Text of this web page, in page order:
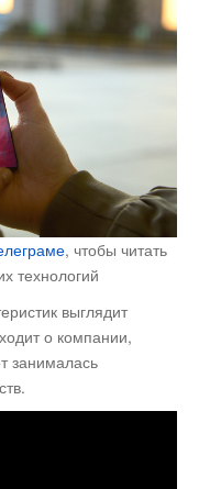
, чтобы читать
технологий
выглядит
о компании,
занималась